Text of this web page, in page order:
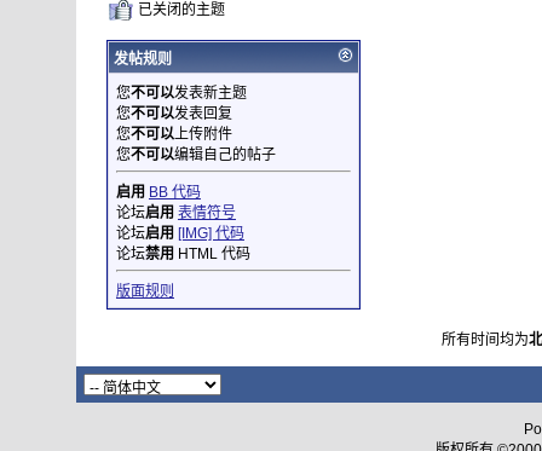
已关闭的主题
发帖规则
您不可以发表新主题
您不可以发表回复
您不可以上传附件
您不可以编辑自己的帖子
启用 BB 代码
论坛启用 表情符号
论坛启用 [IMG] 代码
论坛禁用 HTML 代码
版面规则
所有时间均为